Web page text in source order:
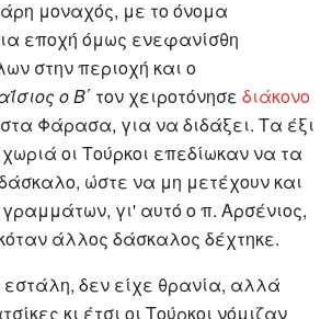
μοναχός, με το όνομα
εποχή όμως ενεφανίσθη
στην περιοχή και ο
ο Β΄ τον χειροτόνησε διάκονο
Φάρασα, για να διδάξει. Τα έξι
οι Τούρκοι επεδίωκαν να τα
ώστε να μη μετέχουν και
γι' αυτό ο π. Αρσένιος,
άλλος δάσκαλος δέχτηκε.
εστάλη, δεν είχε θρανία, αλλά
κι έτσι οι Τούρκοι νόμιζαν